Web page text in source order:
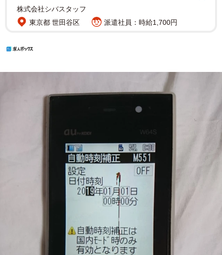
株式会社シバスタッフ
東京都 世田谷区
派遣社員：時給1,700円